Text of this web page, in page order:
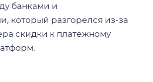
банками и
который разгорелся из-за
скидки к платёжному